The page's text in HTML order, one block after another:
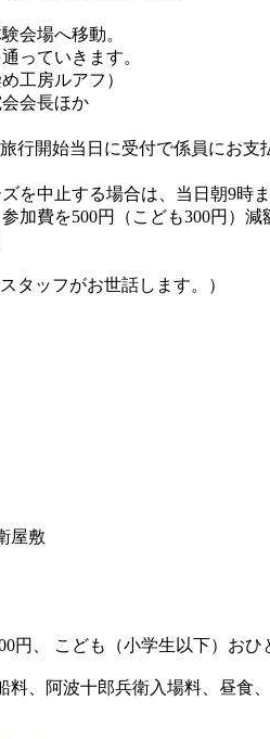
会場へ移動。
っていきます。
工房ルアフ）
会長ほか
行開始当日に受付で係員にお支
を中止する場合は、当日朝9
加費を500円（こども300円）
タッフがお世話します。）
屋敷
円、 こども（小学生以下）お
、阿波十郎兵衛入場料、昼食